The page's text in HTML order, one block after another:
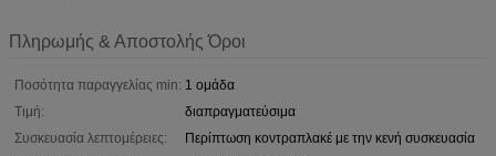
Πληρωμής & Αποστολής Όροι
Ποσότητα παραγγελίας min: 1 ομάδα
Τιμή:
διαπραγματεύσιμα
Συσκευασία λεπτομέρειες:
Περίπτωση κοντραπλακέ με την κενή συσκευασία